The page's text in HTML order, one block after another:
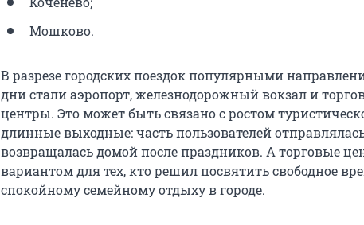
Мошково.
В разрезе городских поездок популярными
дни стали аэропорт, железнодорожный вокзал и
центры. Это может быть связано с ростом
длинные выходные: часть пользователей
возвращалась домой после праздников. А торговые
вариантом для тех, кто решил посвятить свободное
спокойному семейному отдыху в городе.